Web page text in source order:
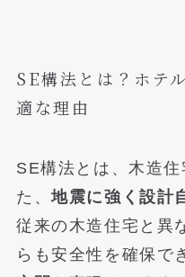
SE構法とは？ホテ
適な理由
SE構法とは、木造
た、地震に強く設計
従来の木造住宅と異
らも安全性を確保で